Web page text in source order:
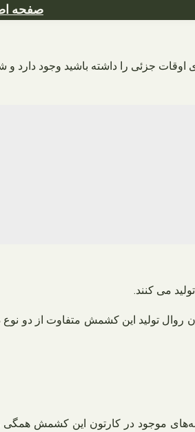
صفحه
جزئی را داشته باشید وجود دارد و شما
می کنند.
روال تولید این کشمش متفاوت از دو
موجود در کارتون این کشمش